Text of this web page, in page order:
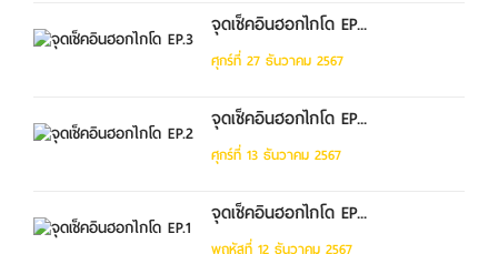
จุดเช็คอินฮอกไกโด EP...
ศุกร์ที่ 27 ธันวาคม 2567
จุดเช็คอินฮอกไกโด EP...
ศุกร์ที่ 13 ธันวาคม 2567
จุดเช็คอินฮอกไกโด EP...
พฤหัสที่ 12 ธันวาคม 2567